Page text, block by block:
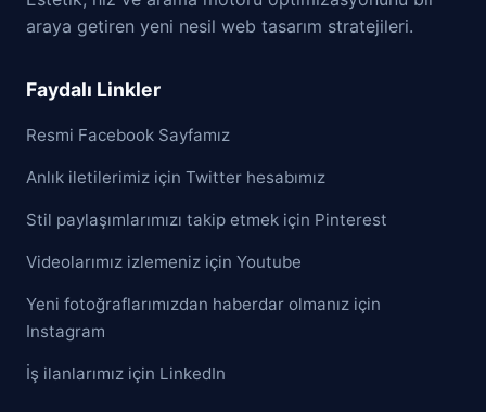
araya getiren yeni nesil web tasarım stratejileri.
Faydalı Linkler
Resmi Facebook Sayfamız
Anlık iletilerimiz için Twitter hesabımız
Stil paylaşımlarımızı takip etmek için Pinterest
Videolarımız izlemeniz için Youtube
Yeni fotoğraflarımızdan haberdar olmanız için
Instagram
İş ilanlarımız için LinkedIn